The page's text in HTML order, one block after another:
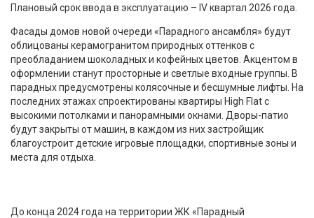
Плановый срок ввода в эксплуатацию – IV квартал 2026 года.
Фасады домов новой очереди «Парадного ансамбля» будут
облицованы керамогранитом природных оттенков с
преобладанием шоколадных и кофейных цветов. Акцентом в
оформлении станут просторные и светлые входные группы. В
парадных предусмотрены колясочные и бесшумные лифты. На
последних этажах спроектированы квартиры High Flat с
высокими потолками и панорамными окнами. Дворы-патио
будут закрыты от машин, в каждом из них застройщик
благоустроит детские игровые площадки, спортивные зоны и
места для отдыха.
До конца 2024 года на территории ЖК «Парадный